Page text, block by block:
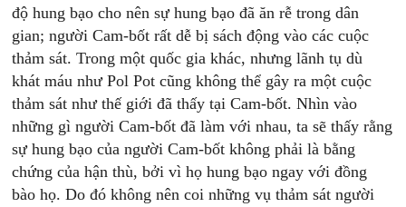
độ hung bạo cho nên sự hung bạo đã ăn rễ trong dân
gian; người Cam-bốt rất dễ bị sách động vào các cuộc
thảm sát. Trong một quốc gia khác, nhưng lãnh tụ dù
khát máu như Pol Pot cũng không thể gây ra một cuộc
thảm sát như thế giới đã thấy tại Cam-bốt. Nhìn vào
những gì người Cam-bốt đã làm với nhau, ta sẽ thấy rằng
sự hung bạo của người Cam-bốt không phải là bằng
chứng của hận thù, bởi vì họ hung bạo ngay với đồng
bào họ. Do đó không nên coi những vụ thảm sát người